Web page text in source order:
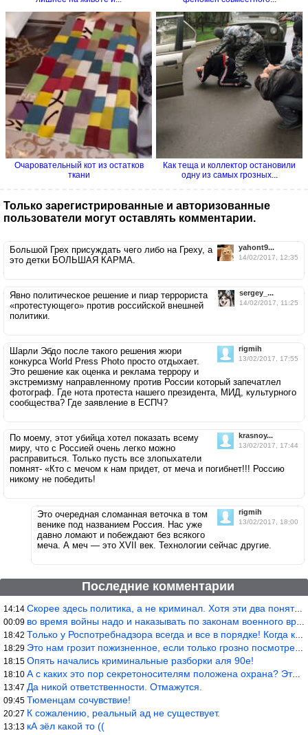
Очаровательный кот из остатков
ткани
Как теща и коллектор остановили
одну из самых грозных...
Только зарегистрированные и авторизованные
пользователи могут оставлять комментарии.
yahont9...
14/02/2017, 12:35
Большой Грех присуждать чего либо на Греху, а
это детки БОЛЬШАЯ КАРМА.
sergey_...
14/02/2017, 11:25
Явно политическое решение и пиар террориста
«протестующего» против российской внешней
политики.
rigmih
13/02/2017, 17:55
Шарли Эбдо после такого решения жюри
конкурса World Press Photo просто отдыхает.
Это решение как оценка и реклама террору и
экстремизму направленному против России который запечатлел
фотограф. Где нота протеста нашего президента, МИД, культурного
сообщества? Где заявление в ЕСПЧ?
krasnoy...
13/02/2017, 17:44
По моему, этот убийца хотел показать всему
миру, что с Россией очень легко можно
расправиться. Только пусть все злопыхатели
помнят- «Кто с мечом к нам придет, от меча и погибнет!!! Россию
никому не победить!
rigmih
13/02/2017, 18:00
Это очередная сломанная веточка в том
венике под названием Россия. Нас уже
давно ломают и побеждают без всякого
меча. А меч — это XVII век. Технологии сейчас другие.
Последние комментарии
14:14 Скорее здесь политика, а не криминал. Хотя эти два понятия начин
00:09 во время войны надо и наказывать по законам военного времени, а
18:42 Только у Роспотребнадзора всегда и все в порядке! Когда касается
18:29 Это нам грозит пожизненное, если только грозно посмотреть в их с
18:15 Опять начались криминальные разборки аля 90е!
18:10 А с каких это пор секретоносителям положена охрана? Это его зада
13:47 Да никой ответственности. Отмажутся.
09:45 Тюменцам сочувствие!
20:27 К сожалению, реальный ад не существует.
13:13 кА зёл какой то ((